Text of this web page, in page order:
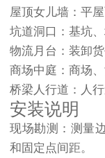
屋顶女儿墙： 平
坑道洞口： 基坑
物流月台： 装卸
商场中庭： 商场
桥梁人行道： 人
安装说明
现场勘测： 测量
和固定点间距。